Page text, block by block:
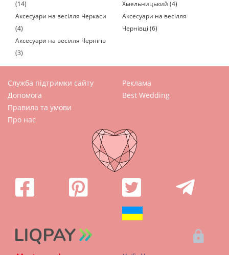
(14)
Хмельницький (4)
Аксесуари на весілля Черкаси
(4)
Аксесуари на весілля
Чернівці (6)
Аксесуари на весілля Чернігів
(3)
Служба підтримки сайту
Допомога
Правила та умови
Про нас
Реклама
Best Wedding